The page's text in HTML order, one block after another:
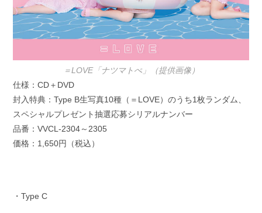
＝LOVE「ナツマトぺ」（提供画像）
仕様：CD＋DVD
封入特典：Type B生写真10種（＝LOVE）のうち1枚ランダム、
スペシャルプレゼント抽選応募シリアルナンバー
品番：VVCL-2304～2305
価格：1,650円（税込）
・Type C